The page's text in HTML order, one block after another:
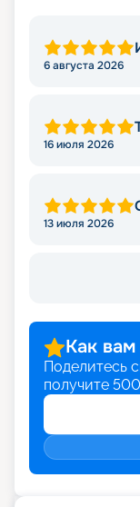
6 августа 2026
16 июля 2026
13 июля 2026
Как вам
Поделитесь
получите 500